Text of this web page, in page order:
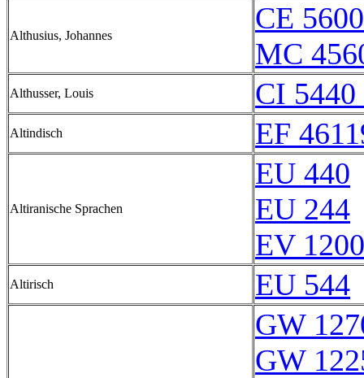
Althusius, Johannes
CE
MC
Althusser, Louis CI
Altindisch EF
Altiranische Sprachen
EU 440
EU 244
EV 1200
Altirisch EU 544
GW
GW